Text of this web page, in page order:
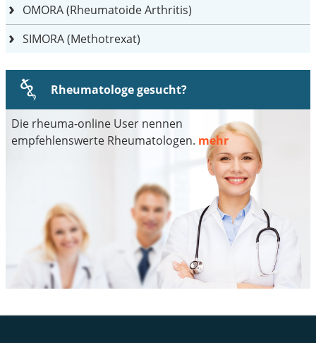
OMORA (Rheumatoide Arthritis)
SIMORA (Methotrexat)
Rheumatologe gesucht?
Die rheuma-online User nennen
empfehlenswerte Rheumatologen. mehr